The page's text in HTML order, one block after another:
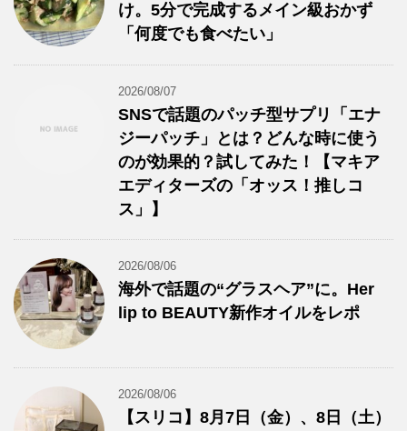
け。5分で完成するメイン級おかず
「何度でも食べたい」
2026/08/07
SNSで話題のパッチ型サプリ「エナ
ジーパッチ」とは？どんな時に使う
のが効果的？試してみた！【マキア
エディターズの「オッス！推しコ
ス」】
2026/08/06
海外で話題の“グラスヘア”に。Her
lip to BEAUTY新作オイルをレポ
2026/08/06
【スリコ】8月7日（金）、8日（土）